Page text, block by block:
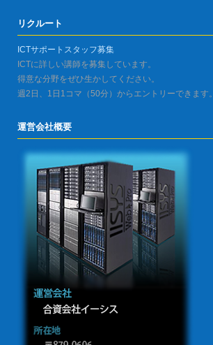
リクルート
ICTサポートスタッフ募集
ICTに詳しい講師を募集しています。
得意な分野をぜひ生かしてください。
週2日、1日1コマ（50分）からエントリーできます。
運営会社概要